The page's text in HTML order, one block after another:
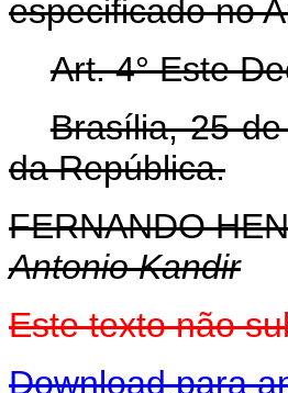
especificado no
Art. 4° Este
Brasília, 25
da República.
FERNANDO
Antonio Kandir
Este texto não
Download para